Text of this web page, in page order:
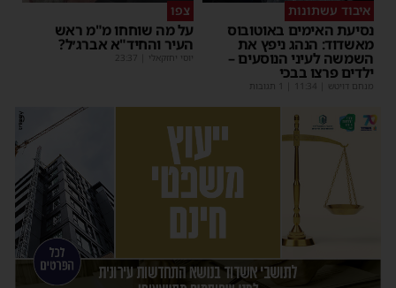
איבוד עשתונות
נסיעת האימים באוטובוס
מאשדוד: הנהג ניפץ את
השמשה לעיני הנוסעים –
ילדים פרצו בבכי
מנחם דויטש |
11:34 | 1 תגובות
על מה שוחחו מ"מ ראש
העיר והחיד"א אברג׳ל?
יוסי יחזקאלי |
23:37